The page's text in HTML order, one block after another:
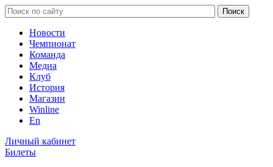
Новости
Чемпионат
Команда
Медиа
Клуб
История
Магазин
Winline
En
Личный кабинет
Билеты